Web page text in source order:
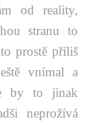
od reality,
stranu to
prostě příliš
vnímal a
by to jinak
neprožívá